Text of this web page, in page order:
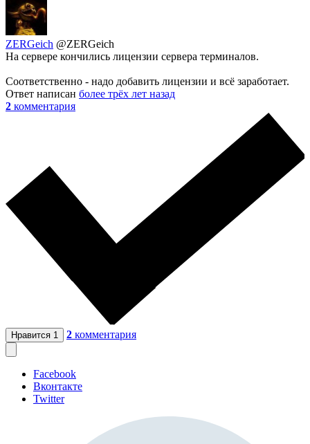
ZERGeich @ZERGeich
На сервере кончились лицензии сервера терминалов.
Соответственно - надо добавить лицензии и всё заработает.
Ответ написан более трёх лет назад
2 комментария
Нравится 1 2 комментария
Facebook
Вконтакте
Twitter